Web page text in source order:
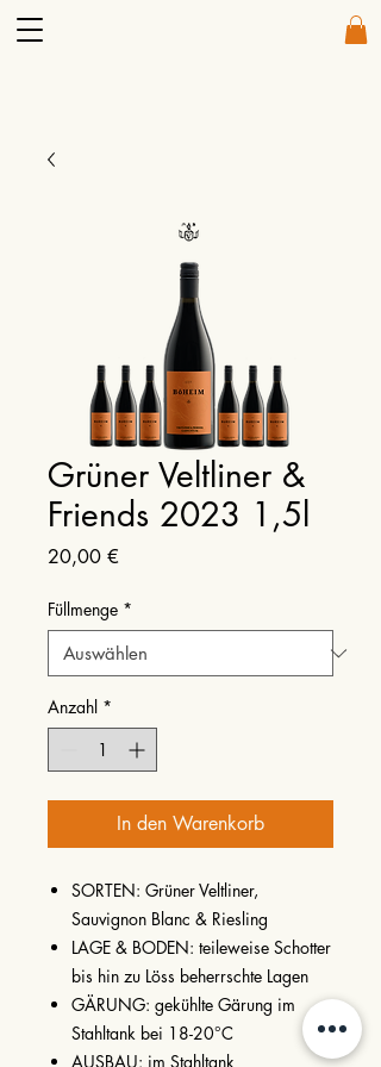
Grüner Veltliner &
Friends 2023 1,5l
20,00 €
Füllmenge *
Anzahl *
In den Warenkorb
SORTEN: Grüner Veltliner,
Sauvignon Blanc & Riesling
LAGE & BODEN: teileweise Schotter
bis hin zu Löss beherrschte Lagen
GÄRUNG: gekühlte Gärung im
Stahltank bei 18-20°C
AUSBAU: im Stahltank